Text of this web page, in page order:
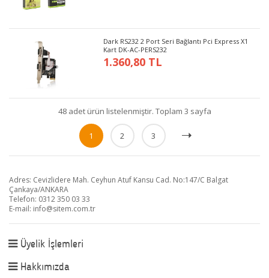
Dark RS232 2 Port Seri Bağlantı Pci Express X1
Kart DK-AC-PERS232
1.360,80 TL
48 adet ürün listelenmiştir. Toplam 3 sayfa
1 2 3
Adres: Cevizlidere Mah. Ceyhun Atuf Kansu Cad. No:147/C Balgat
Çankaya/ANKARA
Telefon: 0312 350 03 33
E-mail: info@sitem.com.tr
Üyelik İşlemleri
Hakkımızda